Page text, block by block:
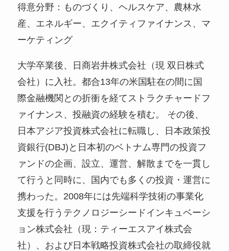
得意分野：ものづくり、ヘルスケア、農林水
産、エネルギー、エクイティファイナンス、マ
ーケティング
大学卒業後、日商岩井株式会社（現 双日株式
会社）に入社。都合13年の米国駐在の間に国
際金融機関との折衝を経てストラクチャードフ
ァイナンス、投融資の経験を積む。 その後、
日本アジア投資株式会社に転職し、日本政策投
資銀行(DBJ)と日本初のベトナム専門の投資フ
ァンドの企画、設立、運営、解散までを一貫し
て行うと同時に、国内でも多くの投資・運営に
携わった。2008年には先端科学技術の事業化
支援を行うテクノロジーシードインキュベーシ
ョン株式会社（現：ティーエスアイ株式会
社）、および日本戦略投資株式会社の取締役就